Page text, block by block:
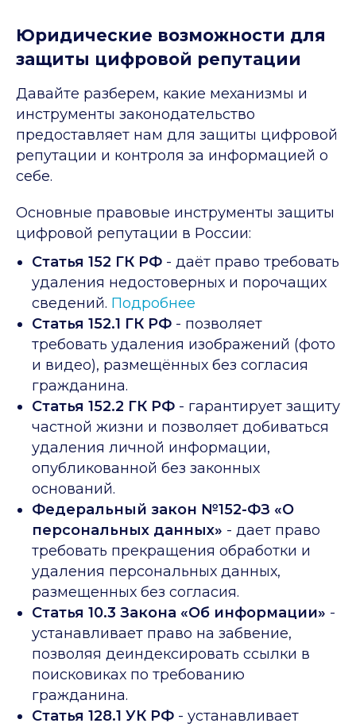
Юридические возможности для
защиты цифровой репутации
Давайте разберем, какие механизмы и
инструменты законодательство
предоставляет нам для защиты цифровой
репутации и контроля за информацией о
себе.
Основные правовые инструменты защиты
цифровой репутации в России:
Статья 152 ГК РФ - даёт право требовать
удаления недостоверных и порочащих
сведений. Подробнее
Статья 152.1 ГК РФ - позволяет
требовать удаления изображений (фото
и видео), размещённых без согласия
гражданина.
Статья 152.2 ГК РФ - гарантирует защиту
частной жизни и позволяет добиваться
удаления личной информации,
опубликованной без законных
оснований.
Федеральный закон №152-ФЗ «О
персональных данных» - дает право
требовать прекращения обработки и
удаления персональных данных,
размещенных без согласия.
Статья 10.3 Закона «Об информации» -
устанавливает право на забвение,
позволяя деиндексировать ссылки в
поисковиках по требованию
гражданина.
Статья 128.1 УК РФ - устанавливает